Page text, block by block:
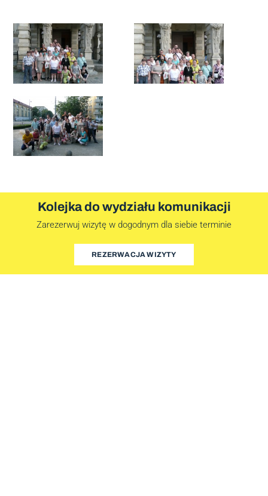
Kolejka do wydziału komunikacji
Zarezerwuj wizytę w dogodnym dla siebie terminie
REZERWACJA WIZYTY